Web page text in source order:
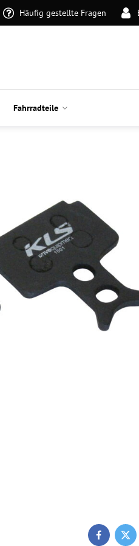
Häufig gestellte Fragen
Fahrradteile
Facebook